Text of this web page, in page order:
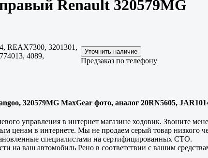
Renault 320579MG
REAX7300, 3201301,
4089,
Предзаказ по телефону
320579MG MaxGear фото, аналог 20RN5605,
управления в интернет магазине ходовик. Звоните
ценам в интернете. Мы не продаем серый товар низкого
специалистами на сертифицированных СТО.
на ваш автомобиль Рено в соответствии с вашим